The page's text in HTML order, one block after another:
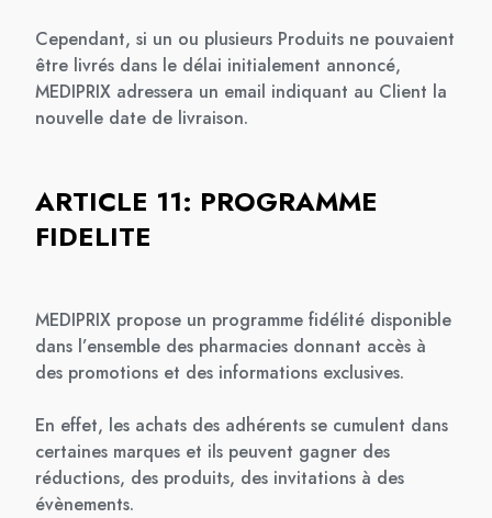
Cependant, si un ou plusieurs Produits ne pouvaient
être livrés dans le délai initialement annoncé,
MEDIPRIX adressera un email indiquant au Client la
nouvelle date de livraison.
ARTICLE 11: PROGRAMME
FIDELITE
MEDIPRIX propose un programme fidélité disponible
dans l’ensemble des pharmacies donnant accès à
des promotions et des informations exclusives.
En effet, les achats des adhérents se cumulent dans
certaines marques et ils peuvent gagner des
réductions, des produits, des invitations à des
évènements.